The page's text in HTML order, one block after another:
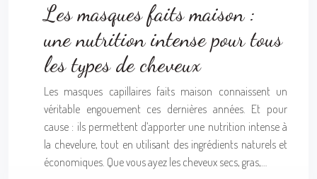
Les masques faits maison :
une nutrition intense pour tous
les types de cheveux
Les masques capillaires faits maison connaissent un
véritable engouement ces dernières années. Et pour
cause : ils permettent d’apporter une nutrition intense à
la chevelure, tout en utilisant des ingrédients naturels et
économiques. Que vous ayez les cheveux secs, gras,…